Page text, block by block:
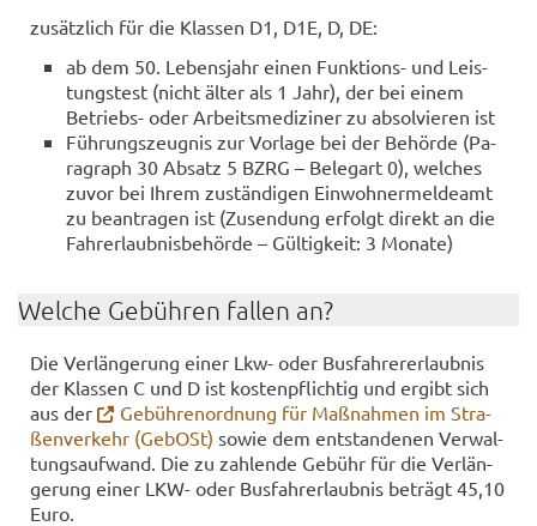
zu­sätz­lich für die Klas­sen D1, D1E, D, DE:
ab dem 50. Le­bens­jahr einen Funktions-​ und Leis­
tungs­test (nicht älter als 1 Jahr), der bei einem
Betriebs-​ oder Ar­beits­me­di­zi­ner zu ab­sol­vie­ren ist
Füh­rungs­zeug­nis zur Vor­la­ge bei der Be­hör­de (Pa­
ra­graph 30 Ab­satz 5 BZRG – Be­legart 0), wel­ches
zuvor bei Ihrem zu­stän­di­gen Ein­woh­ner­mel­de­amt
zu be­an­tra­gen ist (Zu­sen­dung er­folgt di­rekt an die
Fahr­erlaub­nis­be­hör­de – Gül­tig­keit: 3 Mo­na­te)
Wel­che Ge­büh­ren fal­len an?
Die Ver­län­ge­rung einer Lkw- oder Bus­fah­rer­er­laub­nis
der Klas­sen C und D ist kos­ten­pflich­tig und er­gibt sich
aus der
Ge­büh­ren­ord­nung für Maß­nah­men im Stra­
ßen­ver­kehr (Ge­bOSt) sowie dem ent­stan­de­nen Ver­wal­
tungs­auf­wand. Die zu zah­len­de Ge­bühr für die Ver­län­
ge­rung einer LKW- oder Bus­fahr­erlaub­nis be­trägt 45,10
Euro.